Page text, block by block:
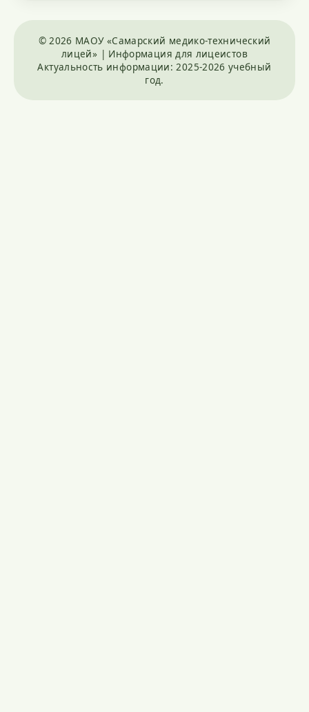
© 2026 МАОУ «Самарский медико-технический
лицей» | Информация для лицеистов
Актуальность информации: 2025-2026 учебный
год.